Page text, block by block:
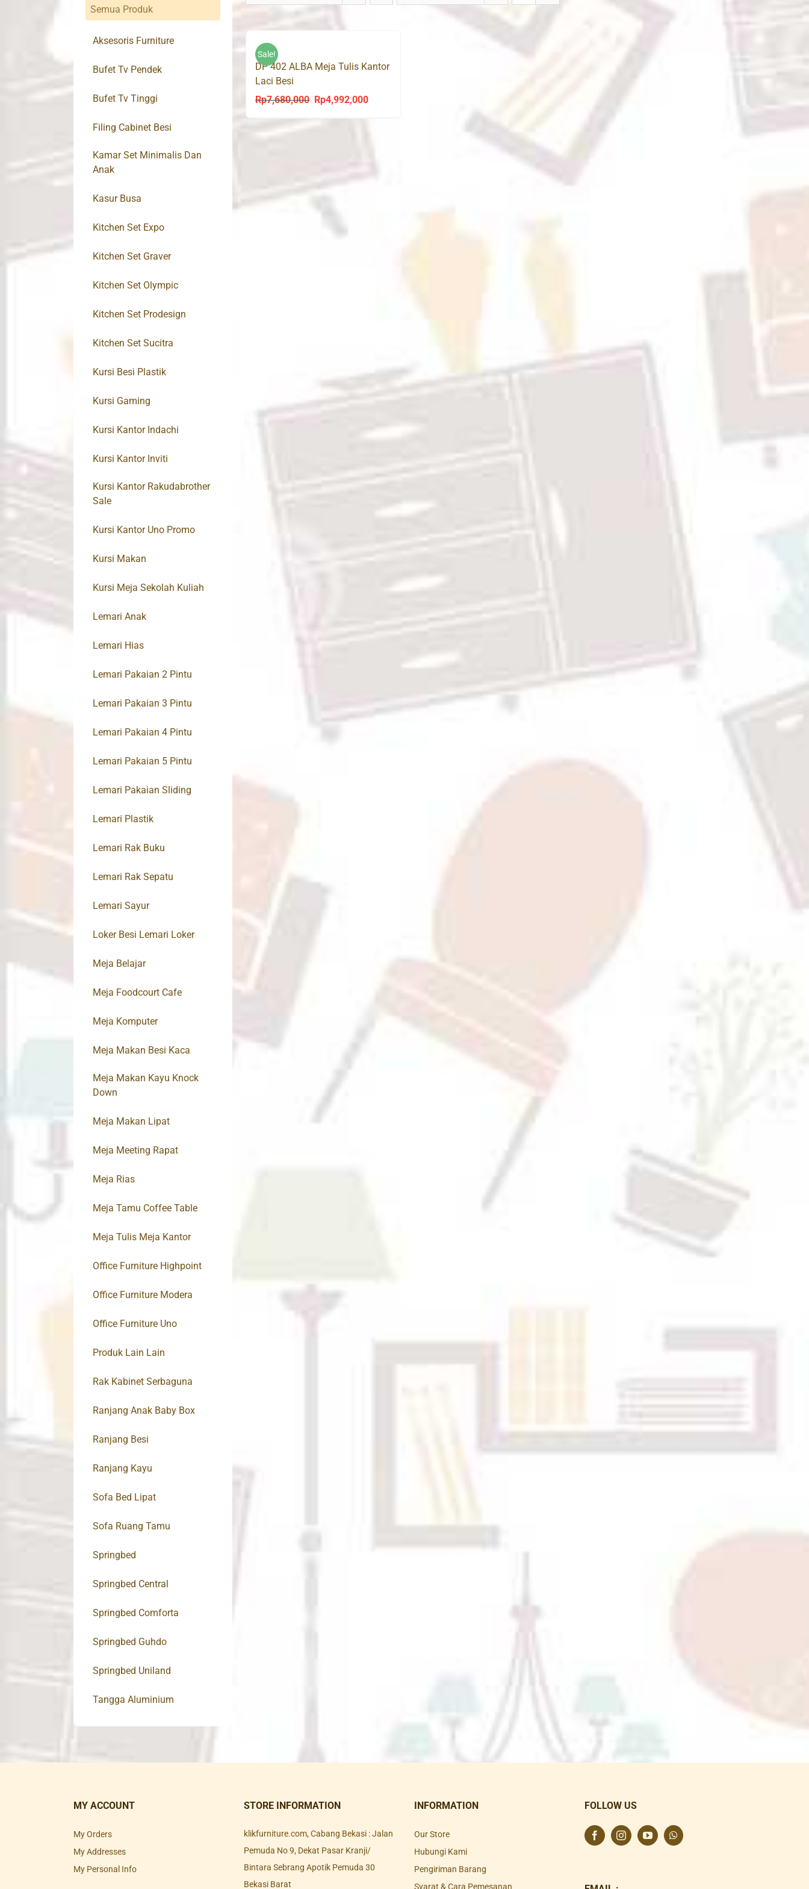
Sale!
DP 402 ALBA Meja Tulis Kantor
Laci Besi
Rp7,680,000
Original
Rp4,992,000Current
Semua Produk
Aksesoris Furniture
Bufet Tv Pendek
Bufet Tv Tinggi
Filing Cabinet Besi
Kamar Set Minimalis Dan
Anak
Kasur Busa
Kitchen Set Expo
Kitchen Set Graver
Kitchen Set Olympic
Kitchen Set Prodesign
Kitchen Set Sucitra
Kursi Besi Plastik
Kursi Gaming
Kursi Kantor Indachi
Kursi Kantor Inviti
Kursi Kantor Rakudabrother
Sale
Kursi Kantor Uno Promo
Kursi Makan
Kursi Meja Sekolah Kuliah
Lemari Anak
Lemari Hias
Lemari Pakaian 2 Pintu
Lemari Pakaian 3 Pintu
Lemari Pakaian 4 Pintu
Lemari Pakaian 5 Pintu
Lemari Pakaian Sliding
Lemari Plastik
Lemari Rak Buku
Lemari Rak Sepatu
Lemari Sayur
Loker Besi Lemari Loker
Meja Belajar
Meja Foodcourt Cafe
Meja Komputer
Meja Makan Besi Kaca
Meja Makan Kayu Knock
Down
Meja Makan Lipat
Meja Meeting Rapat
Meja Rias
Meja Tamu Coffee Table
Meja Tulis Meja Kantor
Office Furniture Highpoint
Office Furniture Modera
Office Furniture Uno
Produk Lain Lain
Rak Kabinet Serbaguna
Ranjang Anak Baby Box
Ranjang Besi
Ranjang Kayu
Sofa Bed Lipat
Sofa Ruang Tamu
Springbed
Springbed Central
Springbed Comforta
Springbed Guhdo
Springbed Uniland
Tangga Aluminium
MY ACCOUNT
My Orders
My Addresses
My Personal Info
STORE INFORMATION
klikfurniture.com, Cabang Bekasi : Jalan
Pemuda No 9, Dekat Pasar Kranji/
Bintara Sebrang Apotik Pemuda 30
Bekasi Barat
INFORMATION
Our Store
Hubungi Kami
Pengiriman Barang
Syarat & Cara Pemesanan
FOLLOW US